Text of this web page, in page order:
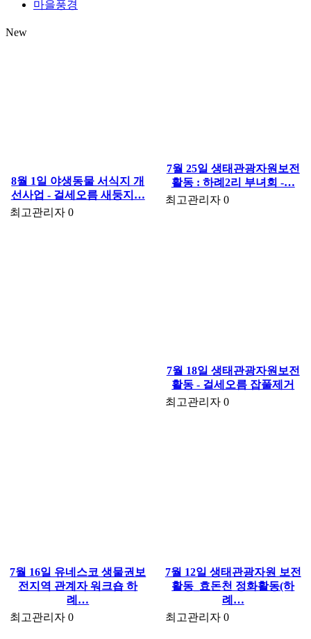
마을풍경
New
8월 1일 야생동물 서식지 개
선사업 - 걸세오름 새둥지…
최고관리자 0
7월 25일 생태관광자원보전
활동 : 하례2리 부녀회 -…
최고관리자 0
7월 18일 생태관광자원보전
활동 - 걸세오름 잡풀제거
최고관리자 0
7월 16일 유네스코 생물권보
전지역 관계자 워크숍 하
례…
최고관리자 0
7월 12일 생태관광자원 보전
활동_효돈천 정화활동(하
례…
최고관리자 0